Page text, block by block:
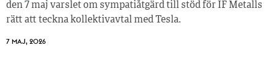
den 7 maj varslet om sympatiåtgärd till stöd för IF Metalls
rätt att teckna kollektivavtal med Tesla.
7 MAJ, 2026